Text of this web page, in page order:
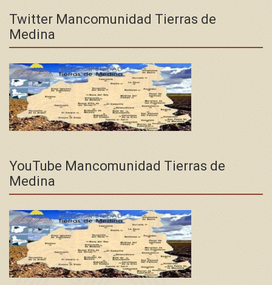
Twitter Mancomunidad Tierras de
Medina
YouTube Mancomunidad Tierras de
Medina